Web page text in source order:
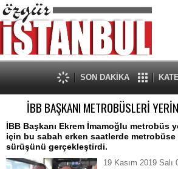
SON DAKİKA
İBB BAŞKANI METROBÜSLERİ
İBB Başkanı Ekrem İmamoğlu metrobüs
için bu sabah erken saatlerde
sürüşünü gerçekleştirdi.
19 Kasım 2019 Salı